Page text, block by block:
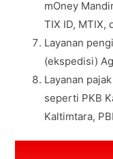
mOney
TIX ID, MTIX,
Layanan
(ekspedisi)
Layanan
seperti PKB
Kaltimtara,